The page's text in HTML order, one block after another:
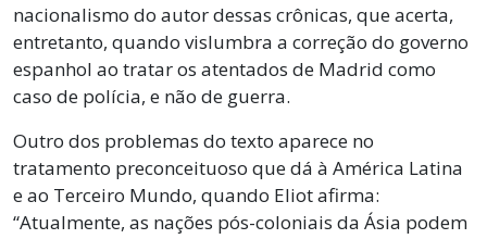
nacionalismo do autor dessas crônicas, que acerta,
entretanto, quando vislumbra a correção do governo
espanhol ao tratar os atentados de Madrid como
caso de polícia, e não de guerra.
Outro dos problemas do texto aparece no
tratamento preconceituoso que dá à América Latina
e ao Terceiro Mundo, quando Eliot afirma:
“Atualmente, as nações pós-coloniais da Ásia podem